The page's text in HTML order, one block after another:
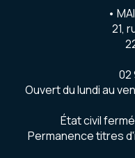
•
21,
02
Ouvert du lundi au
État civil
Permanence titres